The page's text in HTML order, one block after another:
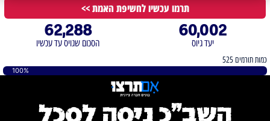
הסכום שגויס עד עכשיו
62,288
יעד גיוס
60,002
תרמו עכשיו לחשיפת האמת >>
כמות תורמים 525
100%